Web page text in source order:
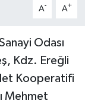
A- A+
Odası
Kdz. Ereğli
Kooperatifi
Mehmet